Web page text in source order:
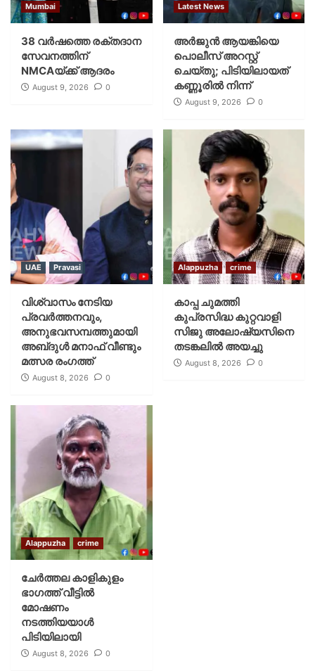
Mumbai
38 വർഷത്തെ രക്തദാന
സേവനത്തിന്
NMCAയ്ക്ക് ആദരം
August 9, 2026 0
Latest News
അർജുൻ ആയങ്കിയെ
പൊലീസ് അറസ്റ്റ്
ചെയ്‌തു; പിടിയിലായത്
കണ്ണൂരിൽ നിന്ന്
August 9, 2026 0
UAE Pravasi
വിശ്വാസം നേടിയ
പ്രവർത്തനവും,
അനുഭവസമ്പത്തുമായി
അബ്‌ദുൾ മനാഫ് വീണ്ടും
മത്സര രംഗത്ത്
August 8, 2026 0
Alappuzha crime
കാപ്പ ചുമത്തി
കുപ്രസിദ്ധ കുറ്റവാളി
സിജു അലോഷ്യസിനെ
തടങ്കലിൽ അയച്ചു
August 8, 2026 0
Alappuzha crime
ചേർത്തല കാളികുളം
ഭാഗത്ത് വീട്ടിൽ
മോഷണം
നടത്തിയയാൾ
പിടിയിലായി
August 8, 2026 0